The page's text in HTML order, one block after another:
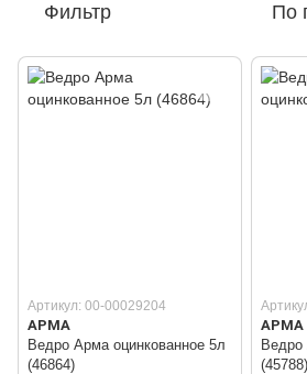
Фильтр По
Артикул: 00-00029204
АРМА
Ведро Арма оцинкованное 5л
(46864)
АРМА
Ведро
(45788)